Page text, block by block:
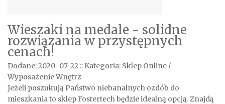
Wieszaki na medale - solidne
rozwiązania w przystępnych
cenach!
Dodane: 2020-07-22 :: Kategoria: Sklep Online /
Wyposażenie Wnętrz
Jeżeli poszukują Państwo niebanalnych ozdób do
mieszkania to sklep Fostertech będzie idealną opcją. Znajdą